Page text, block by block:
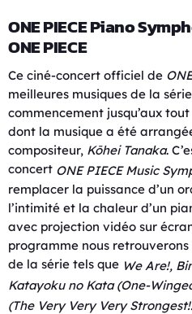
ONE PIECE Piano
ONE PIECE
Ce ciné-concert officiel de
meilleures musiques de la
commencement jusqu’aux
dont la musique a été
compositeur, Kōhei Tanaka.
concert ONE PIECEMusic
remplacer la puissance d’un
l’intimité et la chaleur d’un
avec projection vidéo sur
programme nous
de la série tels que We Are!,
Katayoku no Kata (One-
(The Very Very Very